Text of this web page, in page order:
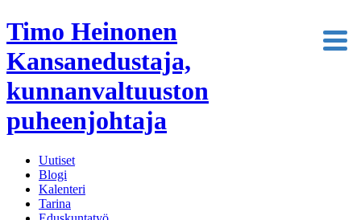
Timo Heinonen
Kansanedustaja,
kunnanvaltuuston
puheenjohtaja
Uutiset
Blogi
Kalenteri
Tarina